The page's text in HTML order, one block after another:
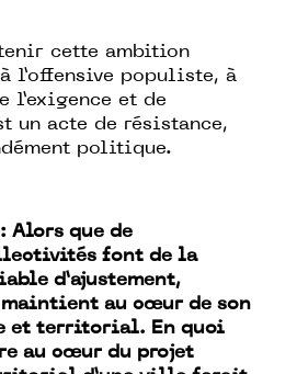
cette ambition
l’offensive populiste, à
l’exigence et de
un acte de résistance,
politique.
Alors que de
font de la
d’ajustement,
au cœur de son
et territorial. En quoi
au cœur du projet